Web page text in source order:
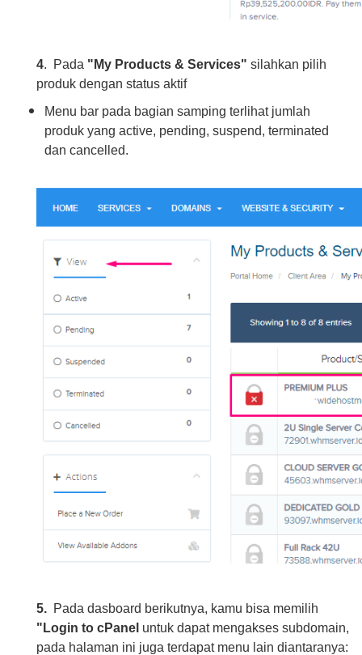
4. Pada "My Products & Services" silahkan pilih
produk dengan status aktif
Menu bar pada bagian samping terlihat jumlah
produk yang active, pending, suspend, terminated
dan cancelled.
5. Pada dasboard berikutnya, kamu bisa memilih
"Login to cPanel untuk dapat mengakses subdomain,
pada halaman ini juga terdapat menu lain diantaranya: